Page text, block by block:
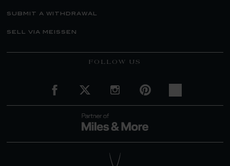
submit a withdrawal
sell via meissen
FOLLOW US